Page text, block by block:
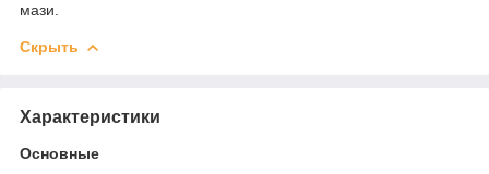
мази.
Скрыть
Характеристики
Основные